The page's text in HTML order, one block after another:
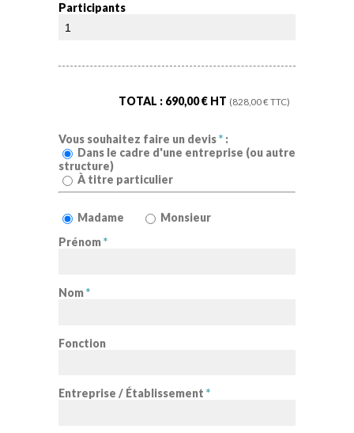
Participants
TOTAL : 690,00€ HT (828,00€ TTC)
Vous souhaitez faire un devis* :
Dans le cadre d'une entreprise (ou autre
structure)
À titre particulier
Madame
Monsieur
Prénom*
Nom*
Fonction
Entreprise / Établissement *